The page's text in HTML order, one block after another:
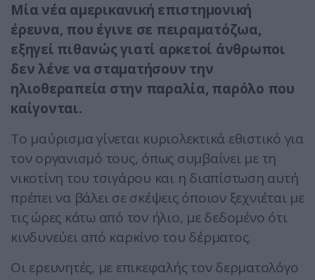
Μία νέα αμερικανική επιστημονική
έρευνα, που έγινε σε πειραματόζωα,
εξηγεί πιθανώς γιατί αρκετοί άνθρωποι
δεν λένε να σταματήσουν την
ηλιοθεραπεία στην παραλία, παρόλο που
καίγονται.
Το μαύρισμα γίνεται κυριολεκτικά εθιστικό για
τον οργανισμό τους, όπως συμβαίνει με τη
νικοτίνη του τσιγάρου και η διαπίστωση αυτή
πρέπει να βάλει σε σκέψεις όποιον ξεχνιέται με
τις ώρες κάτω από τον ήλιο, με δεδομένο ότι
κινδυνεύει από καρκίνο του δέρματος.
Οι ερευνητές, με επικεφαλής τον δερματολόγο